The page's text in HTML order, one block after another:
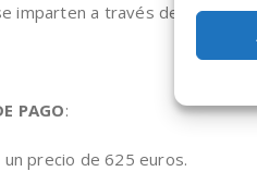
imparten a través de Zoom o
PAGO:
precio de 625 euros.